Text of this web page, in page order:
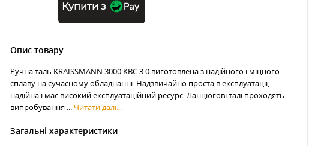
Купити з
Опис товару
Ручна таль KRAISSMANN 3000 KBC 3.0 виготовлена з надійного і міцного
сплаву на сучасному обладнанні. Надзвичайно проста в експлуатації,
надійна і має високий експлуатаційний ресурс. Ланцюгові талі проходять
випробування ... Читати далі...
Загальні характеристики